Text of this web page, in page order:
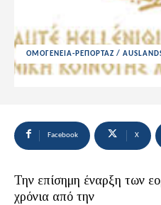
ΟΜΟΓΕΝΕΙΑ-ΡΕΠΟΡΤΑΖ /
Facebook X
Την επίσημη έναρξη των
χρόνια από την